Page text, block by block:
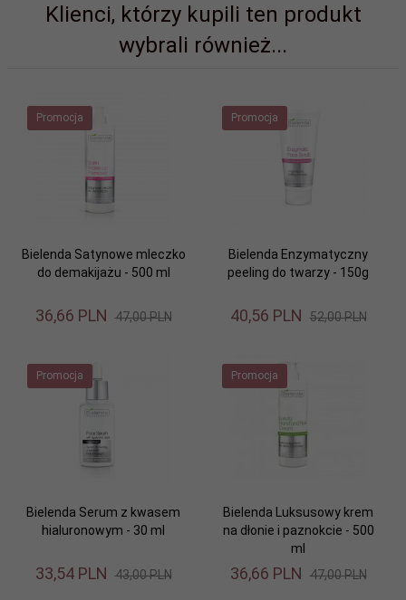
Klienci, którzy kupili ten produkt
wybrali również...
Promocja
Bielenda Satynowe mleczko
do demakijażu - 500 ml
36,66 PLN 47,00 PLN
Promocja
Bielenda Enzymatyczny
peeling do twarzy - 150g
40,56 PLN 52,00 PLN
Promocja
Bielenda Serum z kwasem
hialuronowym - 30 ml
33,54 PLN 43,00 PLN
Promocja
Bielenda Luksusowy krem
na dłonie i paznokcie - 500
ml
36,66 PLN 47,00 PLN